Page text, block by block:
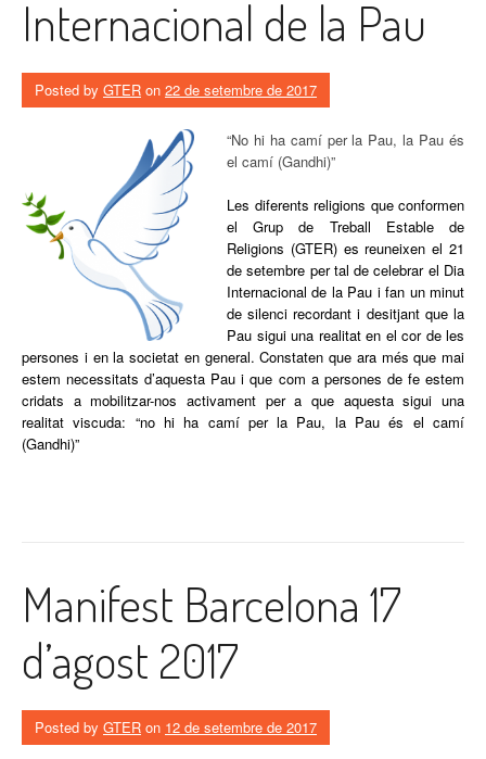
Internacional de la Pau
Posted by GTER on 22 de setembre de 2017
“No hi ha camí per la Pau, la Pau és
el camí (Gandhi)”
Les diferents religions que conformen
el Grup de Treball Estable de
Religions (GTER) es reuneixen el 21
de setembre per tal de celebrar el Dia
Internacional de la Pau i fan un minut
de silenci recordant i desitjant que la
Pau sigui una realitat en el cor de les
persones i en la societat en general. Constaten que ara més que mai
estem necessitats d’aquesta Pau i que com a persones de fe estem
cridats a mobilitzar-nos activament per a que aquesta sigui una
realitat viscuda: “no hi ha camí per la Pau, la Pau és el camí
(Gandhi)”
Manifest Barcelona 17
d’agost 2017
Posted by GTER on 12 de setembre de 2017